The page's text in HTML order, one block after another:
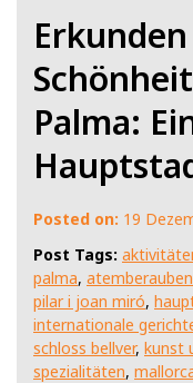
Palma:
Posted on: 19
Post Tags:
palma,
pilar i joan miró,
internationale
schloss bellver, kunst
spezialitäten,